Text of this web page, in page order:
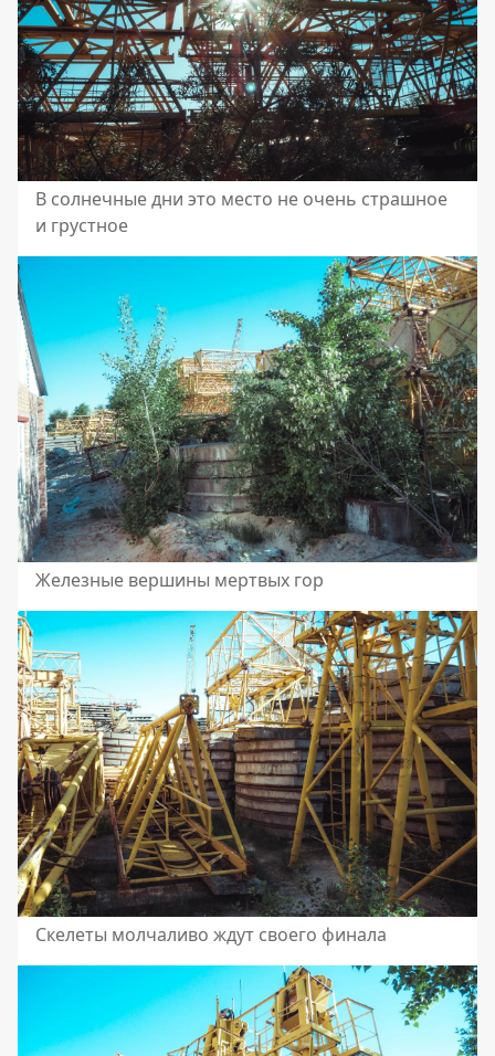
В солнечные дни это место не очень страшное
и грустное
Железные вершины мертвых гор
Скелеты молчаливо ждут своего финала